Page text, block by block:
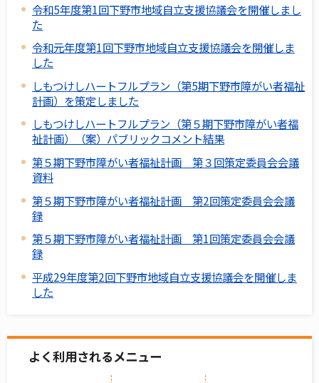
令和5年度第1回下野市地域自立支援協議会を開催しまし
た
令和元年度第1回下野市地域自立支援協議会を開催しま
した
しもつけしハートフルプラン（第5期下野市障がい者福祉
計画）を策定しました
しもつけしハートフルプラン（第５期下野市障がい者福
祉計画）（案）パブリックコメント結果
第５期下野市障がい者福祉計画 第３回策定委員会会議
資料
第５期下野市障がい者福祉計画 第2回策定委員会会議
録
第５期下野市障がい者福祉計画 第1回策定委員会会議
録
平成29年度第2回下野市地域自立支援協議会を開催しま
した
よく利用されるメニュー